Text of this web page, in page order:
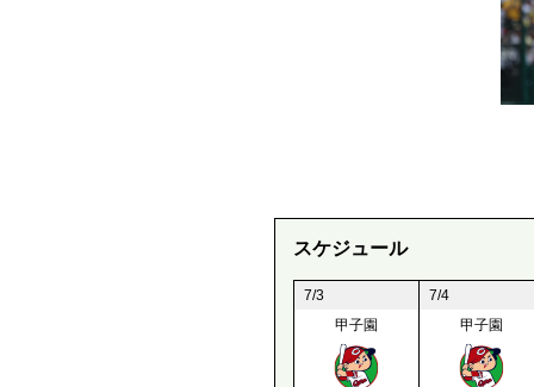
スケジュール
7/3
7/4
甲子園
甲子園